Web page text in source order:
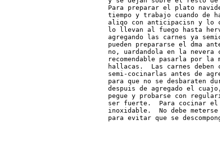
Para preparar el plato
tiempo y trabajo cuando de
aliqo con anticipacisn y lo
lo llevan al fuego hasta
agregando las carnes ya
pueden prepararse el dma
no, uardandola en la nevera
recomendable pasarla por la
hallacas.  Las carnes deben
semi-cocinarlas antes de
para que no se desbaraten
despuis de agregado el
pegue y probarse con
ser fuerte.  Para cocinar el
inoxidable.  No debe
para evitar que se